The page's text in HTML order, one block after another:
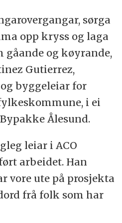
sørga
opp kryss og laga
og køyrande,
Gutierrez,
byggeleiar for
i ei
Ålesund.
leiar i ACO
arbeidet. Han
vore ute på prosjekta
frå folk som har